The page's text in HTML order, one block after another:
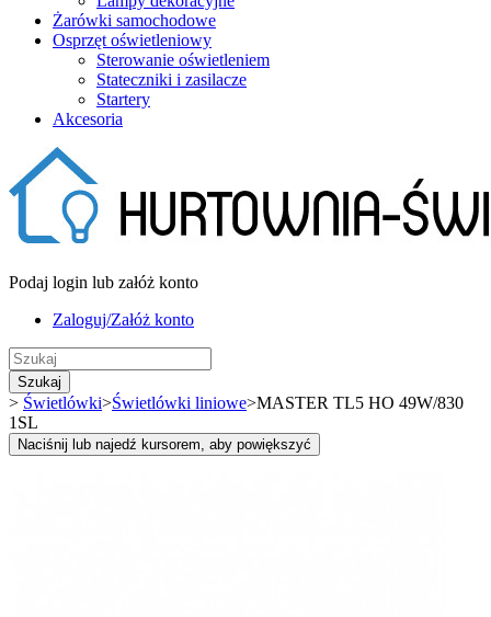
Żarówki samochodowe
Osprzęt oświetleniowy
Sterowanie oświetleniem
Stateczniki i zasilacze
Startery
Akcesoria
Podaj login lub załóż konto
Zaloguj/Załóż konto
Szukaj
> Świetlówki>Świetlówki liniowe>MASTER TL5 HO 49W/830
1SL
Naciśnij lub najedź kursorem, aby powiększyć